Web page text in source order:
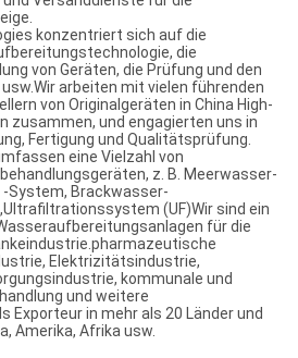
konzentriert sich auf die
die
von Geräten, die Prüfung und den
arbeiten mit vielen führenden
von Originalgeräten in China High-
zusammen, und engagierten uns in
Fertigung und Qualitätsprüfung.
eine Vielzahl von
z. B. Meerwasser-
-System, Brackwasser-
(UF)Wir sind ein
für die
Elektrizitätsindustrie,
kommunale und
und weitere
Exporteur in mehr als 20 Länder und
Amerika, Afrika usw.